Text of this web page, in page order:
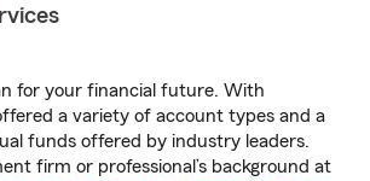
for your financial future. With
a variety of account types and a
funds offered by industry leaders.
firm or professional’s background at